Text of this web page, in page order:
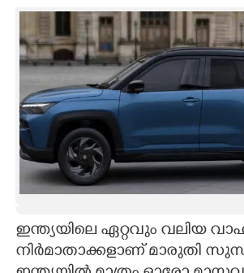
SPIRITUAL
ART
CARTOONS
LITERATURE
ഇന്ത്യയിലെ ഏറ്റവും വലിയ
നിർമാതാക്കളാണ് മാരുതി